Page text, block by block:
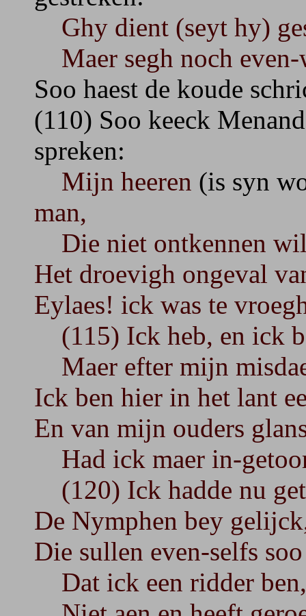
Ghy dient (seyt hy)
Maer segh noch even-
Soo haest de koude
(110) Soo keeck
spreken:
Mijn heeren (is syn
man,
Die niet ontkennen
Het droevigh ongeval
Eylaes! ick was te
(115) Ick heb, en ick
Maer efter mijn
Ick ben hier in het lant
En van mijn ouders
Had ick maer in-
(120) Ick hadde nu
De Nymphen bey
Die sullen even-selfs
Dat ick een ridder